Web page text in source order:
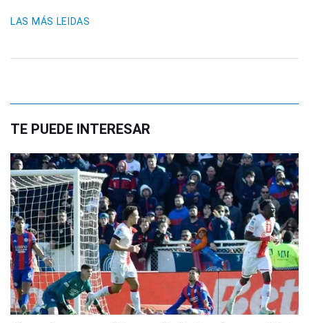
LAS MÁS LEIDAS
TE PUEDE INTERESAR